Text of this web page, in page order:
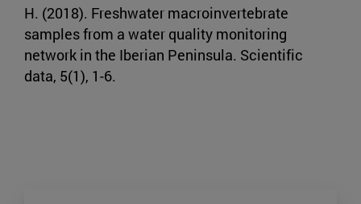
H. (2018). Freshwater macroinvertebrate
samples from a water quality monitoring
network in the Iberian Peninsula. Scientific
data, 5(1), 1-6.